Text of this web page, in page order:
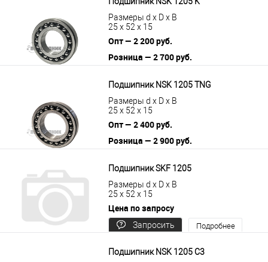
Размеры d x D x B
25 x 52 x 15
Опт — 2 200 руб.
Розница — 2 700 руб.
Подшипник NSK 1205 TNG
Размеры d x D x B
25 x 52 x 15
Опт — 2 400 руб.
Розница — 2 900 руб.
Подшипник SKF 1205
Размеры d x D x B
25 x 52 x 15
Цена по запросу
Запросить
Подробнее
Подшипник NSK 1205 C3